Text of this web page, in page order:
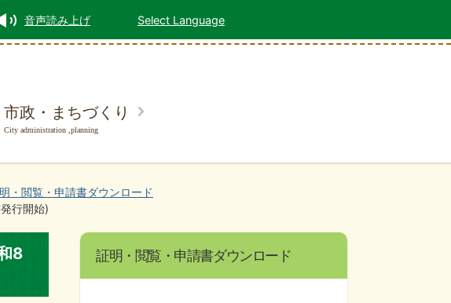
音声読み上げ Select Language
市政・まちづくり
City administration ,planning
・閲覧・申請書ダウンロード
行開始)
8
証明・閲覧・申請書ダウンロード